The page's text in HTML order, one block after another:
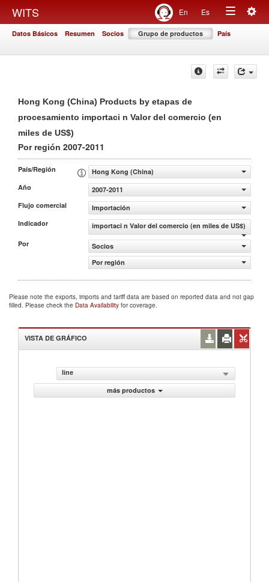
WITS En Es
Toggle
Datos Básicos Resumen Socios Grupo de productos País
Hong Kong (China) Products by etapas de
procesamiento importaci n Valor del comercio (en
miles de US$)
Por región 2007-2011
País/Región
Hong Kong (China)
Año
2007-2011
Flujo comercial
Importación
Indicador
importaci n Valor del comercio (en miles de US$)
Por
Socios
Por región
Please note the exports, imports and tariff data are based on reported data and not gap
filled. Please check the Data Availability for coverage.
VISTA DE GRÁFICO
line
más productos